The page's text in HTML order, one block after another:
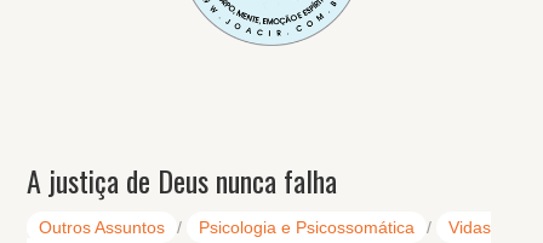
A justiça de Deus nunca falha
Outros Assuntos / Psicologia e Psicossomática /
Vidas